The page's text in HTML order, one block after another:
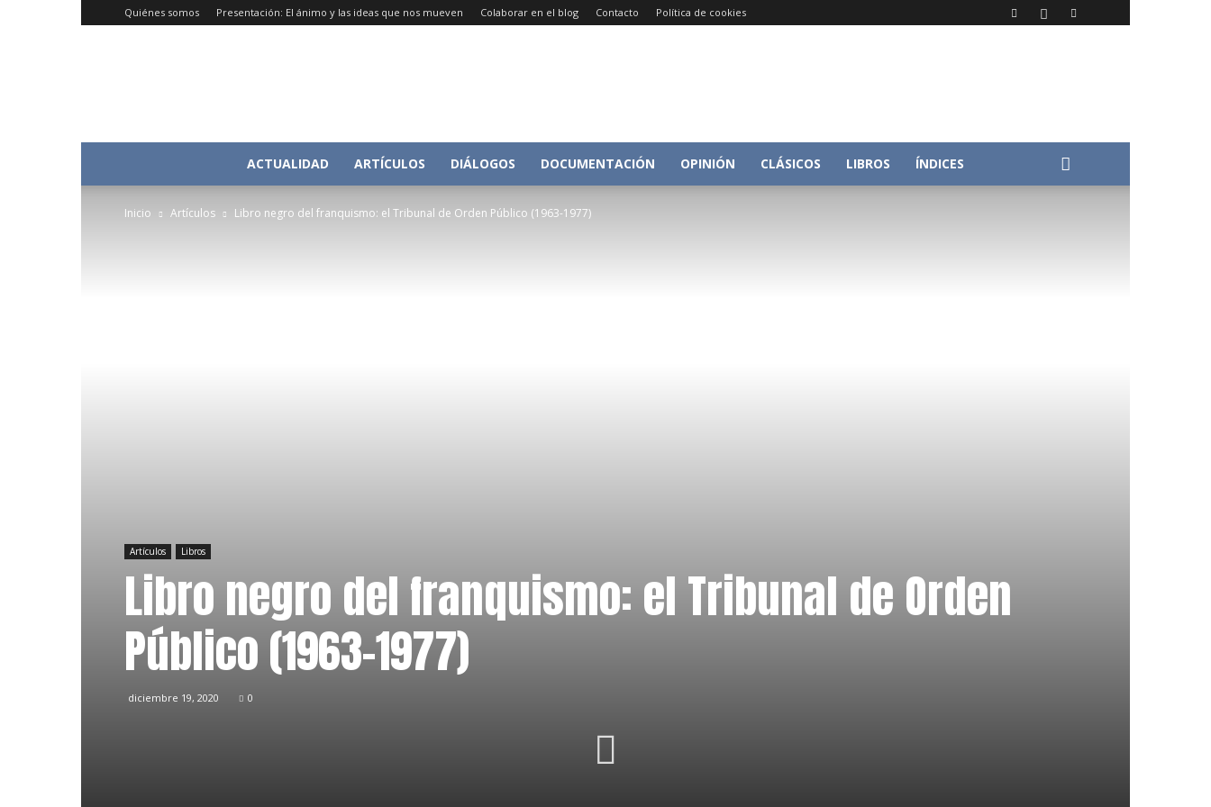
Quiénes somos Presentación: El ánimo y las ideas que nos mueven Colaborar en el blog Contacto Política de cookies
Conversacion
ACTUALIDAD ARTÍCULOS DIÁLOGOS DOCUMENTACIÓN OPINIÓN CLÁSICOS LIBROS ÍNDICES
Inicio Artículos Libro negro del franquismo: el Tribunal de Orden Público (1963-1977)
Artículos Libros
Libro negro del franquismo: el Tribunal de Orden
Público (1963-1977)
diciembre 19, 2020 0